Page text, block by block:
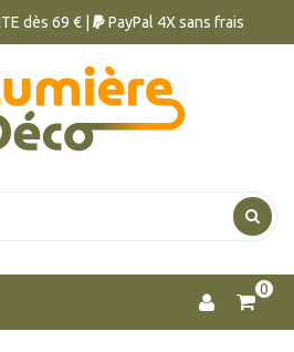
dès 69 € | PayPal 4X sans frais
0